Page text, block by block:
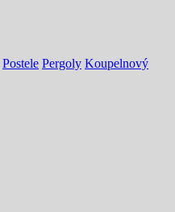
Postele Pergoly Koupelnový